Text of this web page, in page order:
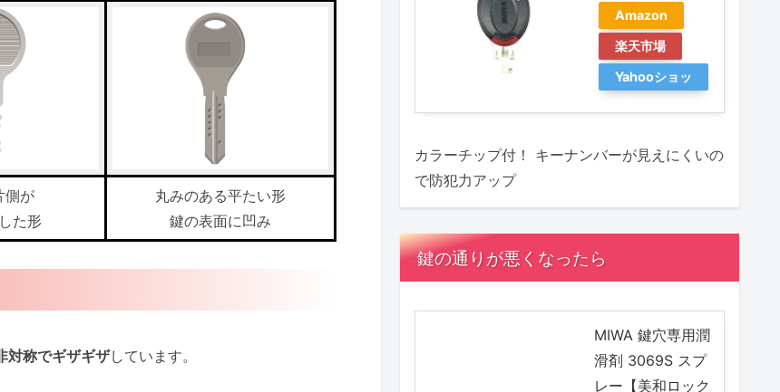
側が
た形
丸みのある平たい形
鍵の表面に凹み
対称でギザギザしています。
Amazon
楽天市場
Yahooショッ
カラーチップ付！ キーナンバーが見えにくいの
で防犯力アップ
鍵の通りが悪くなったら
MIWA 鍵穴専用潤
滑剤 3069S スプ
レー【美和ロック